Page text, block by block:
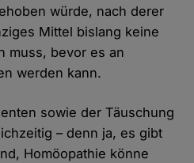
würde, nach derer
Mittel bislang keine
muss, bevor es an
werden kann.
sowie der Täuschung
– denn ja, es gibt
Homöopathie könne